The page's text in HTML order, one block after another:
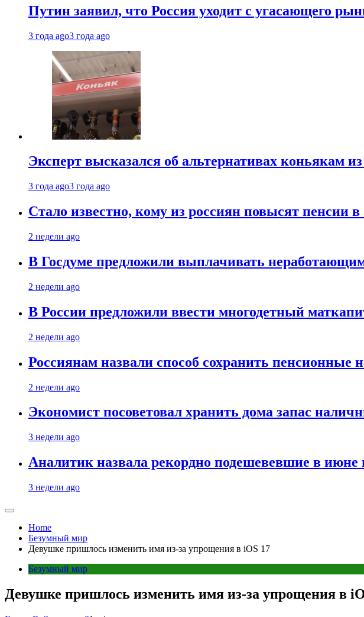
Путин заявил, что Россия уходит с угасающего
3 года ago3 года ago
Эксперт высказался об альтернативах коньякам
3 года ago3 года ago
Стало известно, кому из россиян повысят пенсии в
2 недели ago
В Госдуме предложили выплачивать
2 недели ago
В России предложили ввести многодетный
2 недели ago
Россиянам назвали способ сохранить пенсионные
2 недели ago
Экономист посоветовал хранить дома запас
3 недели ago
Аналитик назвала рекордно подешевевшие в июне
3 недели ago
Home
Безумный мир
Девушке пришлось изменить имя из-за упрощения в iOS 17
Безумный мир
Девушке пришлось изменить имя из-за упрощения в